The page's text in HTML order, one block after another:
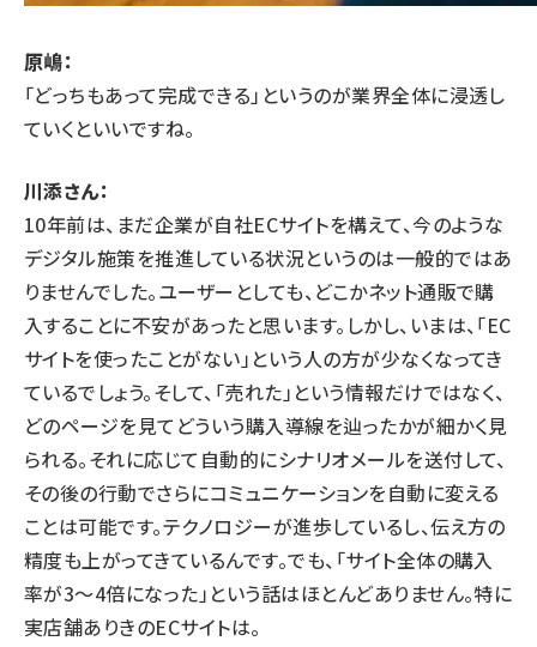
原嶋：
「どっちもあって完成できる」というのが業界全体に浸透し
ていくといいですね。
川添さん：
10年前は、まだ企業が自社ECサイトを構えて、今のような
デジタル施策を推進している状況というのは一般的ではあ
りませんでした。ユーザーとしても、どこかネット通販で購
入することに不安があったと思います。しかし、いまは、「EC
サイトを使ったことがない」という人の方が少なくなってき
ているでしょう。そして、「売れた」という情報だけではなく、
どのページを見てどういう購入導線を辿ったかが細かく見
られる。それに応じて自動的にシナリオメールを送付して、
その後の行動でさらにコミュニケーションを自動に変える
ことは可能です。テクノロジーが進歩しているし、伝え方の
精度も上がってきているんです。でも、「サイト全体の購入
率が3～4倍になった」という話はほとんどありません。特に
実店舗ありきのECサイトは。